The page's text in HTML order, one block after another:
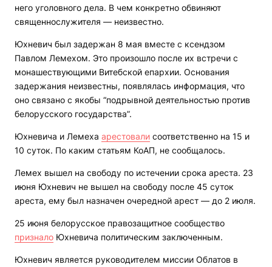
него уголовного дела. В чем конкретно обвиняют
священнослужителя — неизвестно.
Юхневич был задержан 8 мая вместе с ксендзом
Павлом Лемехом. Это произошло после их встречи с
монашествующими Витебской епархии. Основания
задержания неизвестны, появлялась информация, что
оно связано с якобы “подрывной деятельностью против
белорусского государства”.
Юхневича и Лемеха арестовали соответственно на 15 и
10 суток. По каким статьям КоАП, не сообщалось.
Лемех вышел на свободу по истечении срока ареста. 23
июня Юхневич не вышел на свободу после 45 суток
ареста, ему был назначен очередной арест — до 2 июля.
25 июня белорусское правозащитное сообщество
признало Юхневича политическим заключенным.
Юхневич является руководителем миссии Облатов в